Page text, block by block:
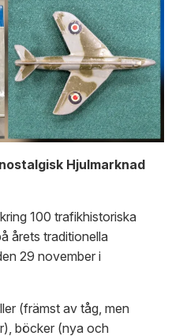
Hjulmarknad
100 trafikhistoriska
årets traditionella
29 november i
(främst av tåg, men
böcker (nya och